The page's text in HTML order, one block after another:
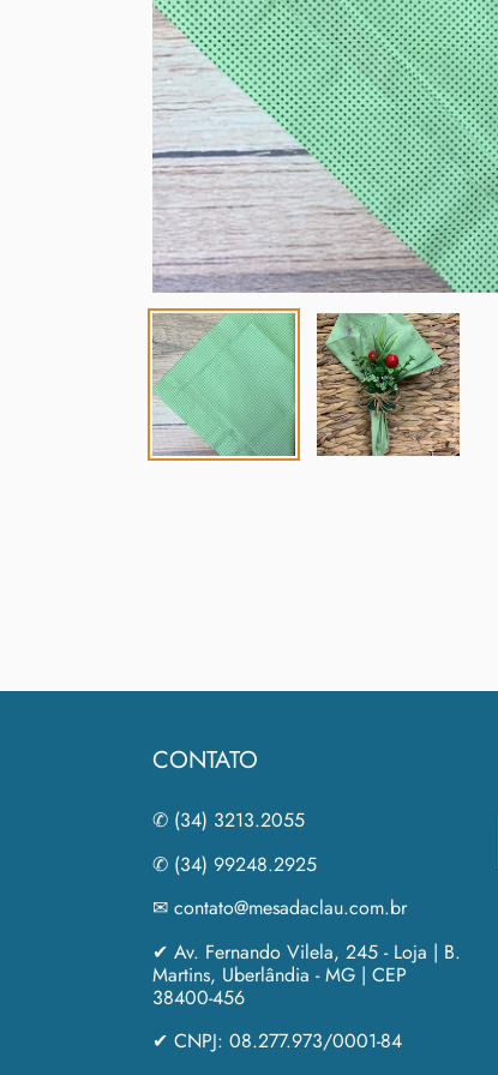
CONTATO
✆ (34) 3213.2055
✆ (34) 99248.2925
✉ contato@mesadaclau.com.br
✔ Av. Fernando Vilela, 245 - Loja | B.
Martins, Uberlândia - MG | CEP
38400-456
✔ CNPJ: 08.277.973/0001-84